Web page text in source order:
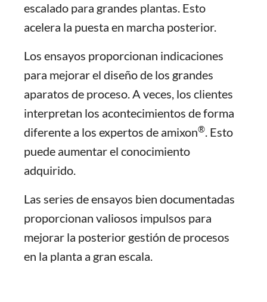
escalado para grandes plantas. Esto
acelera la puesta en marcha posterior.
Los ensayos proporcionan indicaciones
para mejorar el diseño de los grandes
aparatos de proceso. A veces, los clientes
interpretan los acontecimientos de forma
diferente a los expertos de amixon®. Esto
puede aumentar el conocimiento
adquirido.
Las series de ensayos bien documentadas
proporcionan valiosos impulsos para
mejorar la posterior gestión de procesos
en la planta a gran escala.